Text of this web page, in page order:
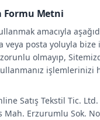
Formu Metni
amacıyla
veya posta yoluyla
olmayıp,
işlemlerinizi
Satış Tekstil Tic. Ltd.
Erzurumlu Sok.